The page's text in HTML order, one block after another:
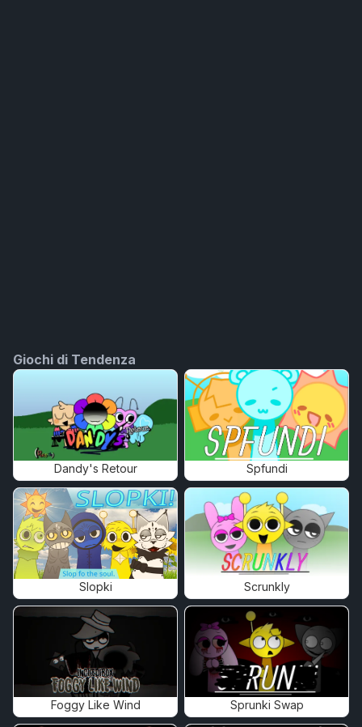
Giochi di Tendenza
Dandy's Retour Spfundi
Slopki Scrunkly
Foggy Like Wind Sprunki Swap